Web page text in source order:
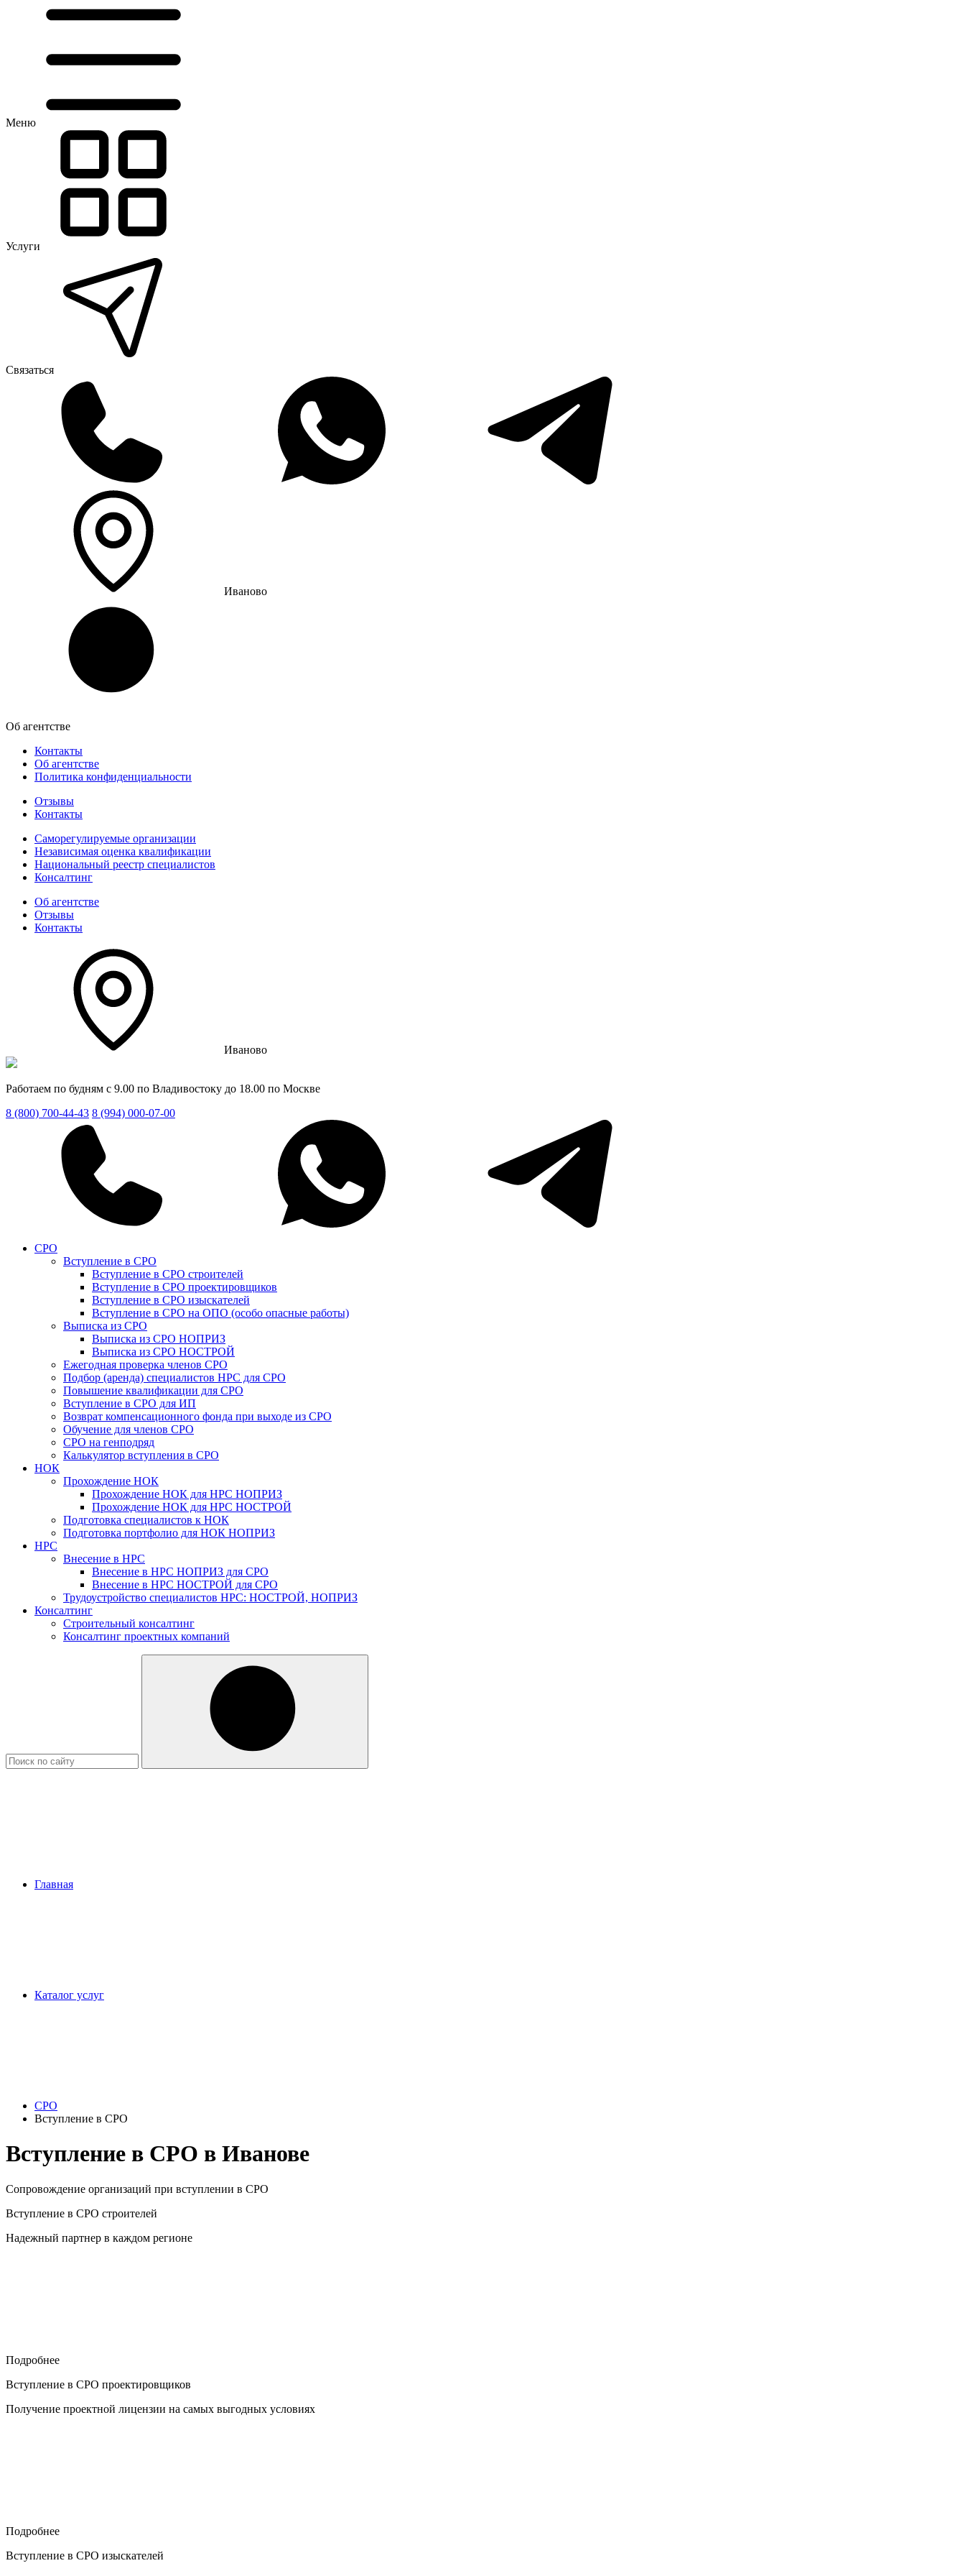
Меню
Услуги
Связаться
Иваново
Об агентстве
Контакты
Об агентстве
Политика конфиденциальности
Отзывы
Контакты
Саморегулируемые организации
Независимая оценка квалификации
Национальный реестр специалистов
Консалтинг
Об агентстве
Отзывы
Контакты
Иваново
Работаем по будням с 9.00 по Владивостоку до 18.00 по Москве
8 (800) 700-44-43 8 (994) 000-07-00
СРО
Вступление в СРО
Вступление в СРО строителей
Вступление в СРО проектировщиков
Вступление в СРО изыскателей
Вступление в СРО на ОПО (особо опасные работы)
Выписка из СРО
Выписка из СРО НОПРИЗ
Выписка из СРО НОСТРОЙ
Ежегодная проверка членов СРО
Подбор (аренда) специалистов НРС для СРО
Повышение квалификации для СРО
Вступление в СРО для ИП
Возврат компенсационного фонда при выходе из СРО
Обучение для членов СРО
СРО на генподряд
Калькулятор вступления в СРО
НОК
Прохождение НОК
Прохождение НОК для НРС НОПРИЗ
Прохождение НОК для НРС НОСТРОЙ
Подготовка специалистов к НОК
Подготовка портфолио для НОК НОПРИЗ
НРС
Внесение в НРС
Внесение в НРС НОПРИЗ для СРО
Внесение в НРС НОСТРОЙ для СРО
Трудоустройство специалистов НРС: НОСТРОЙ, НОПРИЗ
Консалтинг
Строительный консалтинг
Консалтинг проектных компаний
Главная
Каталог услуг
СРО
Вступление в СРО
Вступление в СРО в Иванове
Сопровождение организаций при вступлении в СРО
Вступление в СРО строителей
Надежный партнер в каждом регионе
Подробнее
Вступление в СРО проектировщиков
Получение проектной лицензии на самых выгодных условиях
Подробнее
Вступление в СРО изыскателей